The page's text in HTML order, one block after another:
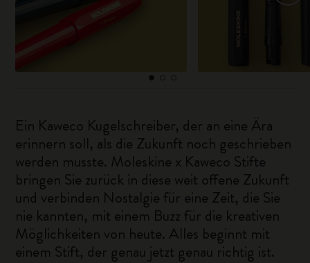
Ein Kaweco Kugelschreiber, der an eine Ära
erinnern soll, als die Zukunft noch geschrieben
werden musste. Moleskine x Kaweco Stifte
bringen Sie zurück in diese weit offene Zukunft
und verbinden Nostalgie für eine Zeit, die Sie
nie kannten, mit einem Buzz für die kreativen
Möglichkeiten von heute. Alles beginnt mit
einem Stift, der genau jetzt genau richtig ist.